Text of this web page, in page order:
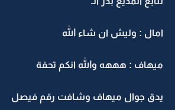
امال : وليش ان شاء الله
ميهاف : هههه والله انكم تحفة
يدق جوال ميهاف وشافت رقم فيصل